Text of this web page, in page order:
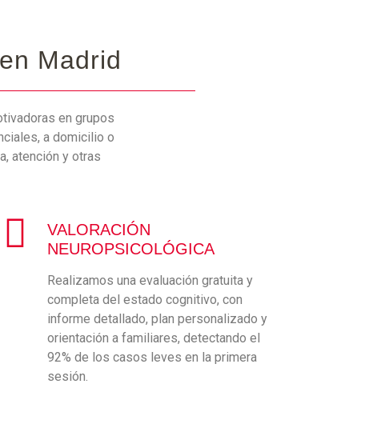
Madrid
en grupos
a domicilio o
atención y otras
VALORACIÓN
NEUROPSICOLÓGICA
Realizamos una evaluación gratuita y
completa del estado cognitivo, con
informe detallado, plan personalizado y
orientación a familiares, detectando el
92% de los casos leves en la primera
sesión.